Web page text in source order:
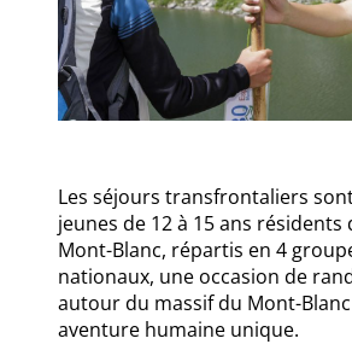
Les séjours transfrontaliers
jeunes de 12 à 15 ans résidents
Mont-Blanc, répartis en 4
nationaux, une occasion de
autour du massif du Mont-
aventure humaine unique.